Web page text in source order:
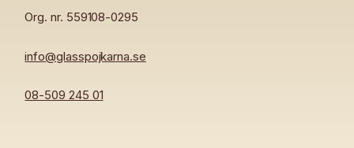
Org. nr. 559108-0295
info@glasspojkarna.se
08-509 245 01